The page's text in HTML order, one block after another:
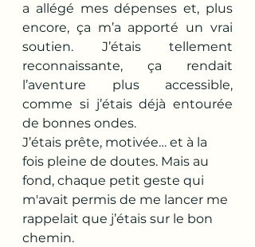
a allégé mes dépenses et, plus
encore, ça m’a apporté un vrai
soutien. J’étais tellement
reconnaissante, ça rendait
l’aventure plus accessible,
comme si j’étais déjà entourée
de bonnes ondes.
J’étais prête, motivée… et à la
fois pleine de doutes. Mais au
fond, chaque petit geste qui
m'avait permis de me lancer me
rappelait que j’étais sur le bon
chemin.